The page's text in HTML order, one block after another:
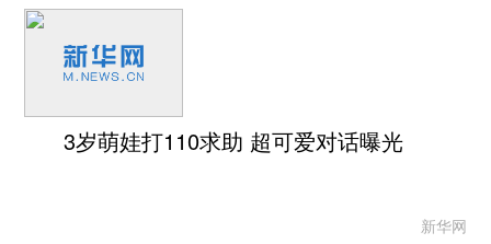
3岁萌娃打110求助 超可爱对话曝光
新华网